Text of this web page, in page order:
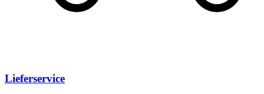
Lieferservice